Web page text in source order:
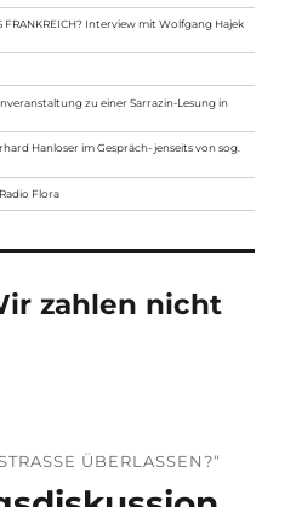
FRANKREICH? Interview mit Wolfgang Hajek
zu einer Sarrazin-Lesung in
Hanloser im Gespräch- jenseits von sog.
Flora
zahlen nicht
ÜBERLASSEN?“